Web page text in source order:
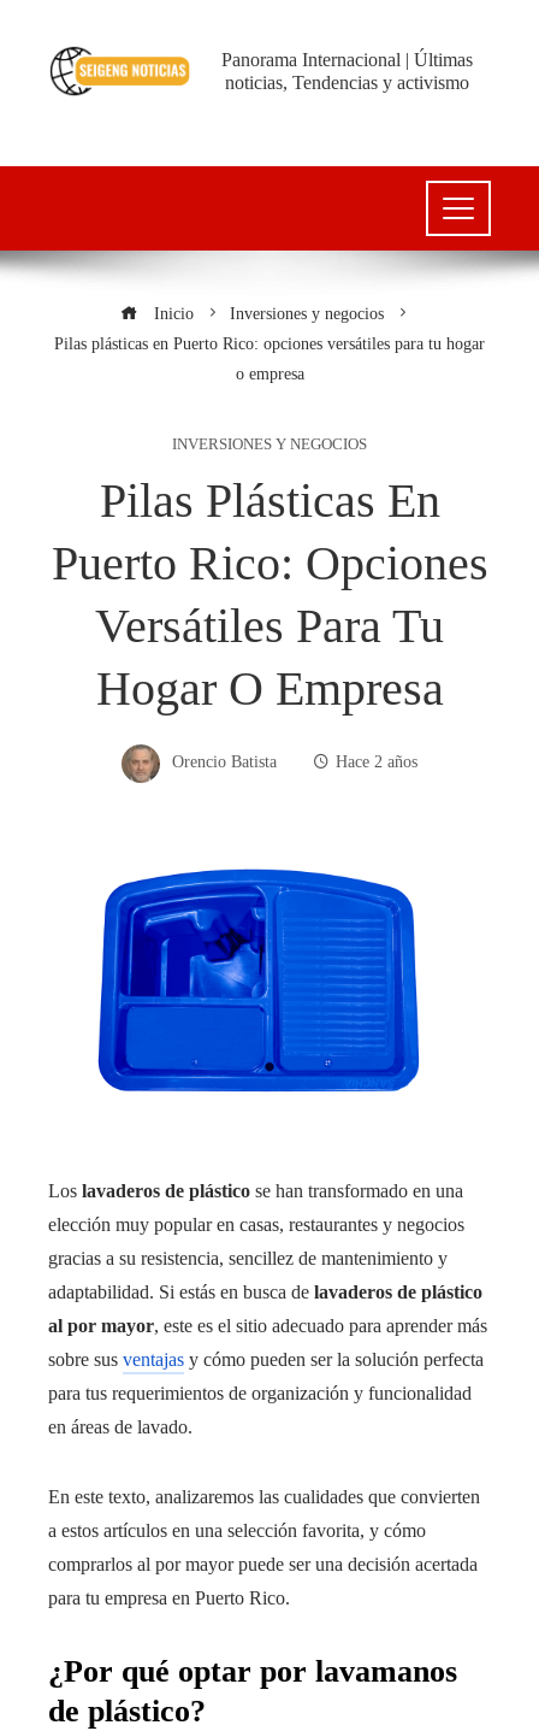
Panorama Internacional | Últimas
noticias, Tendencias y activismo
Inicio
Inversiones y negocios
Pilas plásticas en Puerto Rico: opciones versátiles para tu hogar
o empresa
INVERSIONES Y NEGOCIOS
Pilas Plásticas En
Puerto Rico: Opciones
Versátiles Para Tu
Hogar O Empresa
Orencio Batista Hace 2 años
Los lavaderos de plástico se han transformado en una
elección muy popular en casas, restaurantes y negocios
gracias a su resistencia, sencillez de mantenimiento y
adaptabilidad. Si estás en busca de lavaderos de plástico
al por mayor, este es el sitio adecuado para aprender más
sobre sus ventajas y cómo pueden ser la solución perfecta
para tus requerimientos de organización y funcionalidad
en áreas de lavado.
En este texto, analizaremos las cualidades que convierten
a estos artículos en una selección favorita, y cómo
comprarlos al por mayor puede ser una decisión acertada
para tu empresa en Puerto Rico.
¿Por qué optar por lavamanos
de plástico?